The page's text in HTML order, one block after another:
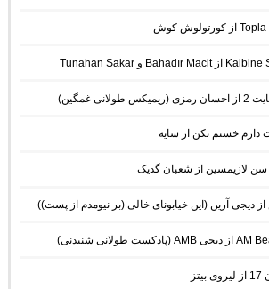
غمگین)
دارم خستم نکن از سایه
سن لازیمسین از شعبان گدیک
دیجی آرین (این خیابونای خالی (بر نیومدم از پست))